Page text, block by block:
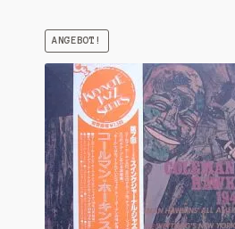
WarenkorbANGEBOT!